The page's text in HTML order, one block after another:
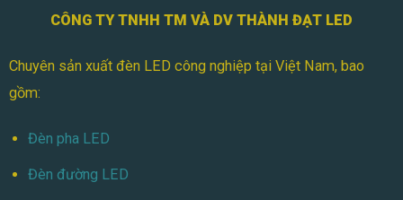
Khoảng
Hiệu
CÔNG TY TNHH TM VÀ DV THÀNH ĐẠT LED
Chuyên sản xuất đèn LED công nghiệp tại Việt Nam, bao
gồm:
Đèn pha LED
Đèn đường LED